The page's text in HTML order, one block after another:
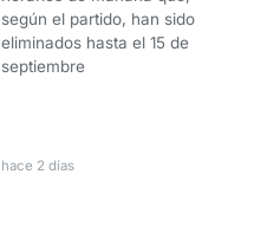
según el partido, han sido
eliminados hasta el 15 de
septiembre
hace 2 días